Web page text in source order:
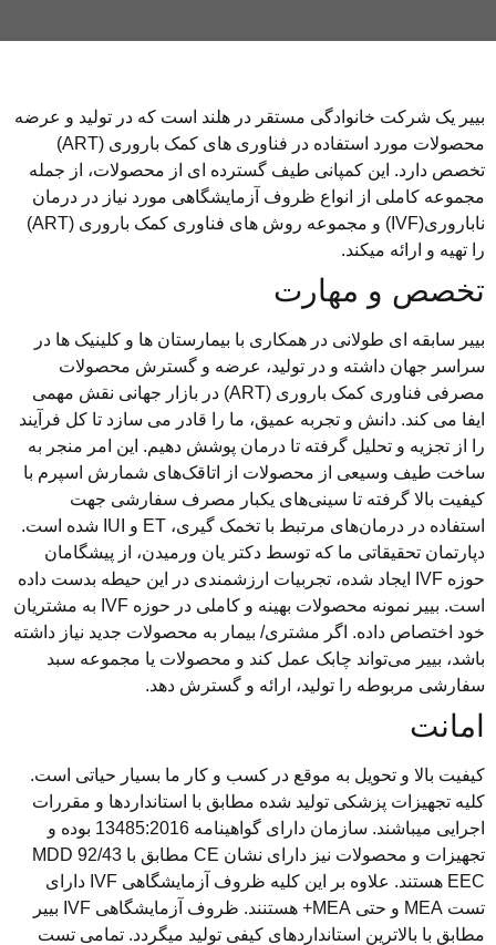
بییر یک شرکت خانوادگی مستقر در هلند است که در تولید و عرضه
محصولات مورد استفاده در فناوری های کمک باروری (ART)
تخصص دارد. این کمپانی طیف گسترده ای از محصولات، از جمله
مجموعه کاملی از انواع ظروف آزمایشگاهی مورد نیاز در درمان
ناباروری(IVF) و مجموعه روش های فناوری کمک باروری (ART)
را تهیه و ارائه میکند.
تخصص و مهارت
بییر سابقه ای طولانی در همکاری با بیمارستان ها و کلینیک ها در
سراسر جهان داشته و در تولید، عرضه و گسترش محصولات
مصرفی فناوری کمک باروری
(ART) در بازار جهانی نقش مهمی
ایفا می کند. دانش و تجربه عمیق، ما را قادر می سازد تا کل فرآیند
را از تجزیه و تحلیل گرفته تا درمان پوشش دهیم. این امر منجر به
ساخت طیف وسیعی از محصولات از اتاقک‌های شمارش اسپرم با
کیفیت بالا گرفته تا سینی‌های یکبار مصرف سفارشی جهت
استفاده در درمان‌های مرتبط با تخمک گیری، ET و IUI شده است.
دپارتمان تحقیقاتی ما که توسط دکتر یان ورمیدن، از پیشگامان
حوزه IVF ایجاد شده، تجربیات ارزشمندی در این حیطه بدست داده
است.
بییر نمونه محصولات بهینه و کاملی در حوزه IVF به مشتریان
خود اختصاص داده. اگر مشتری/ بیمار به محصولات جدید نیاز داشته
باشد، بییر می‌تواند چابک عمل کند و محصولات یا مجموعه سبد
سفارشی مربوطه را تولید، ارائه و گسترش دهد.
امانت
کیفیت بالا و تحویل به موقع در کسب و کار ما بسیار حیاتی است.
کلیه تجهیزات پزشکی تولید شده مطابق با استانداردها و مقررات
اجرایی میباشند.
سازمان دارای گواهینامه 13485:2016 بوده و
تجهیزات و محصولات نیز دارای نشان CE مطابق با MDD 92/43
EEC هستند. علاوه بر این کلیه ظروف آزمایشگاهی IVF دارای
تست MEA و حتی MEA+ هستنند.
ظروف آزمایشگاهی IVF بییر
مطابق با بالاترین استانداردهای کیفی تولید میگردد. تمامی تست